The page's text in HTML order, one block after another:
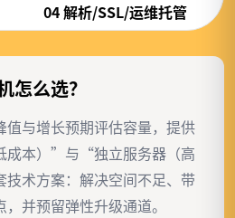
04 解析/SSL/运维托管
怎么选？
值与增长预期评估容量，提供
成本）”与“独立服务器（高
术方案：解决空间不足、带
并预留弹性升级通道。